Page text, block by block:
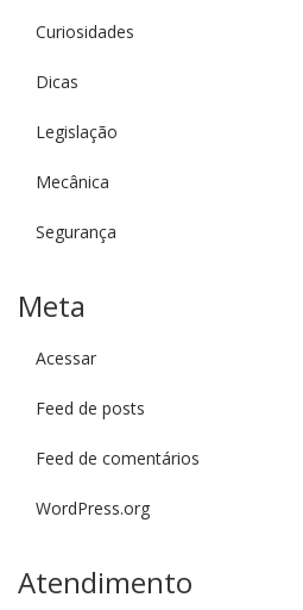
Curiosidades
Dicas
Legislação
Mecânica
Segurança
Meta
Acessar
Feed de posts
Feed de comentários
WordPress.org
Atendimento